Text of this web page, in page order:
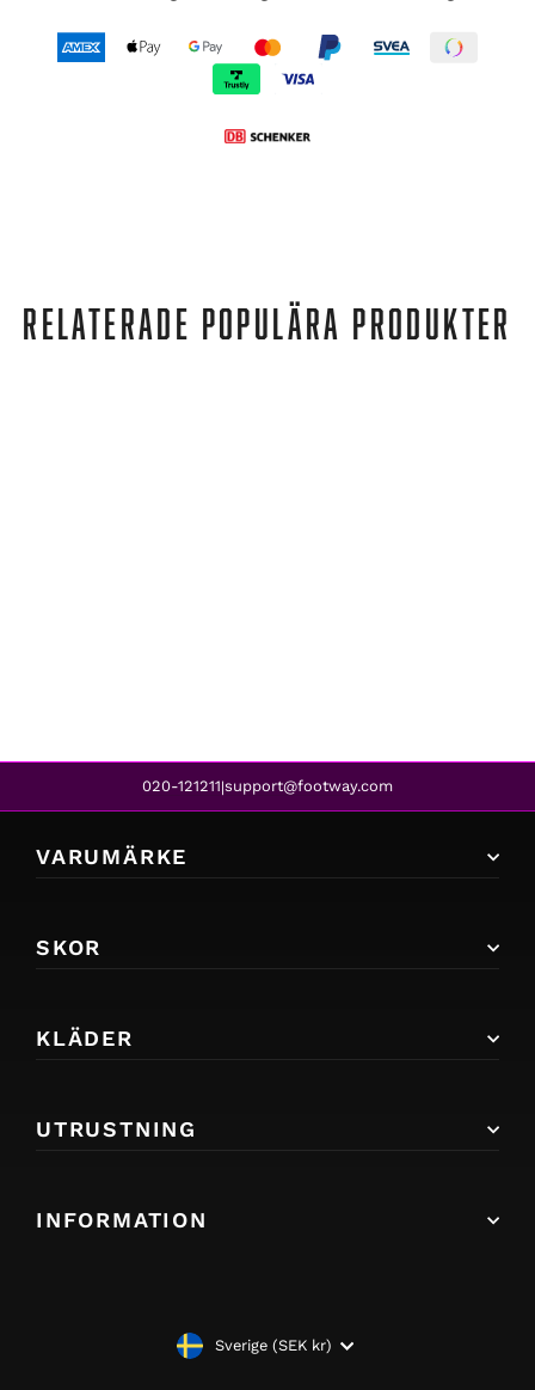
RELATERADE POPULÄRA PRODUKTER
020-121211|support@footway.com
VARUMÄRKE
SKOR
KLÄDER
UTRUSTNING
INFORMATION
VALUTASverige (SEK kr)